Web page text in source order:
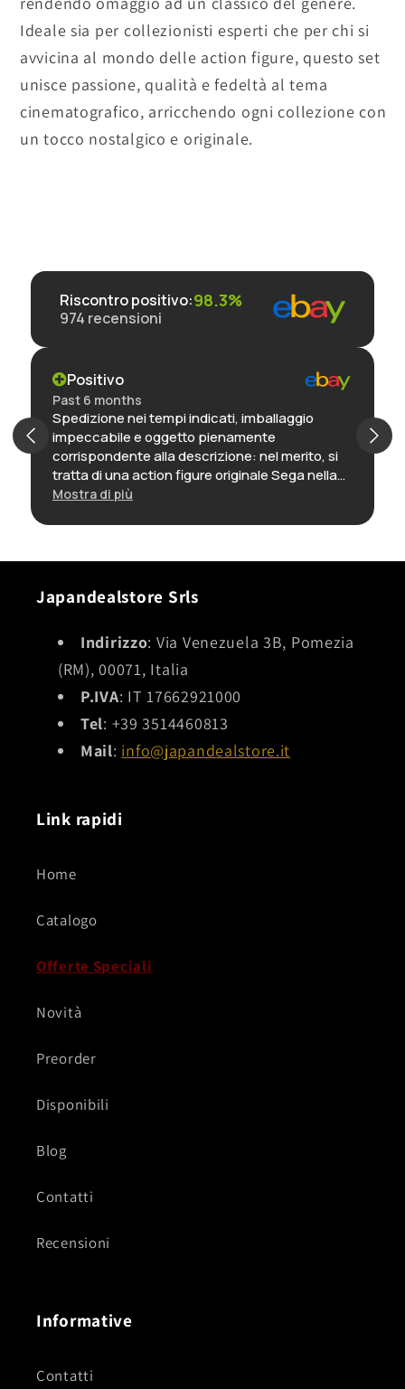
Ideale sia per collezionisti esperti che per chi si
avvicina al mondo delle action figure, questo set
unisce passione, qualità e fedeltà al tema
cinematografico, arricchendo ogni collezione con
un tocco nostalgico e originale.
Riscontro positivo:98.3%
974 recensioni
Positivo
Past 6 months
Spedizione nei tempi indicati, imballaggio
impeccabile e oggetto pienamente
corrispondente alla descrizione: nel merito, si
tratta di una action figure originale Sega nella
sua confezione, ancora incartata, ed è
migliori realizzazioni di questo personaggio. In
interessante.
Mostra di più
Japandealstore Srls
Indirizzo: Via Venezuela 3B, Pomezia
(RM), 00071, Italia
P.IVA: IT 17662921000
Tel: +39 3514460813
Mail: info@japandealstore.it
Link rapidi
Home
Catalogo
Offerte Speciali
Novità
Preorder
Disponibili
Blog
Contatti
Recensioni
Informative
Contatti